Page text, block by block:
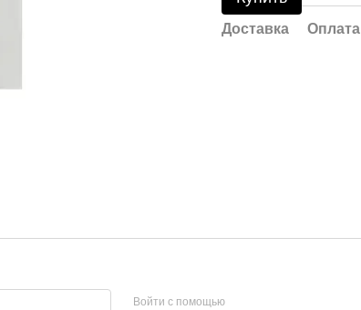
Доставка Оплата
Войти с помощью